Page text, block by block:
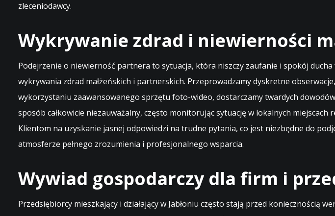
zleceniodawcy.
Wykrywanie zdrad i niewierności
Podejrzenie o niewierność partnera to sytuacja, która niszczy zaufanie i spokój
wykrywania zdrad małżeńskich i partnerskich. Przeprowadzamy dyskretne
wykorzystaniu zaawansowanego sprzętu foto-wideo, dostarczamy twardych
sposób całkowicie niezauważalny, często monitorując sytuację w lokalnych
Klientom na uzyskanie jasnej odpowiedzi na trudne pytania, co jest niezbędne do
atmosferze pełnego zrozumienia i profesjonalnego wsparcia.
Wywiad gospodarczy dla firm i
Przedsiębiorcy mieszkający i działający w Jabłoniu często stają przed koniecznością